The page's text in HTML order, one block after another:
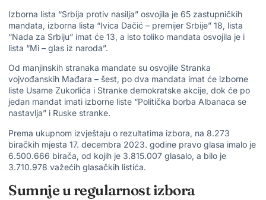
Izborna lista “Srbija protiv nasilja” osvojila je 65 zastupničkih
mandata, izborna lista “Ivica Dačić – premijer Srbije” 18, lista
“Nada za Srbiju” imat će 13, a isto toliko mandata osvojila je i
lista “Mi – glas iz naroda”.
Od manjinskih stranaka mandate su osvojile Stranka
vojvođanskih Mađara – šest, po dva mandata imat će izborne
liste Usame Zukorlića i Stranke demokratske akcije, dok će po
jedan mandat imati izborne liste “Politička borba Albanaca se
nastavlja” i Ruske stranke.
Prema ukupnom izvještaju o rezultatima izbora, na 8.273
biračkih mjesta 17. decembra 2023. godine pravo glasa imalo je
6.500.666 birača, od kojih je 3.815.007 glasalo, a bilo je
3.710.978 važećih glasačkih listića.
Sumnje u regularnost izbora